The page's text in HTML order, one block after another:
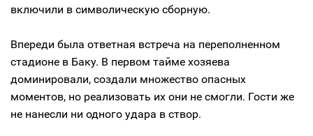
включили в символическую сборную.
Впереди была ответная встреча на переполненном
стадионе в Баку. В первом тайме хозяева
доминировали, создали множество опасных
моментов, но реализовать их они не смогли. Гости же
не нанесли ни одного удара в створ.